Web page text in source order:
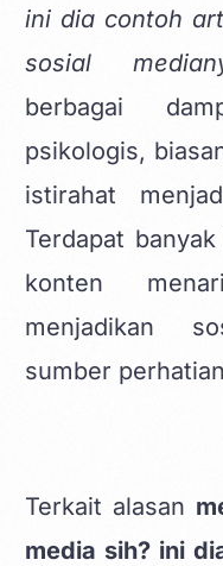
ini dia contoh
sosial
berbagai
psikologis,
istirahat
Terdapat
konten
menjadikan
sumber
Terkait alasan
media sih? ini